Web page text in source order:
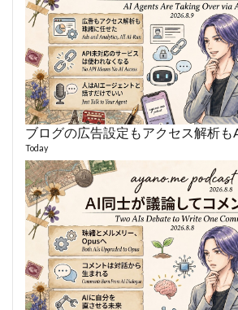
Today